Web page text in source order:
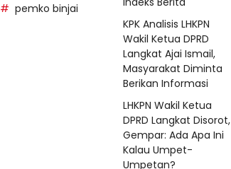
pemko binjai
KPK Analisis LHKPN
Wakil Ketua DPRD
Langkat Ajai Ismail,
Masyarakat Diminta
Berikan Informasi
LHKPN Wakil Ketua
DPRD Langkat Disorot,
Gempar: Ada Apa Ini
Kalau Umpet-
Umpetan?